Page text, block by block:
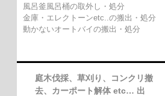
風呂釜風呂桶の取外し・処分
金庫・エレクトーンetc..の搬出・処分
動かないオートバイの搬出・処分
庭木伐採、草刈り、コンクリ撤
去、カーポート解体 etc… 出